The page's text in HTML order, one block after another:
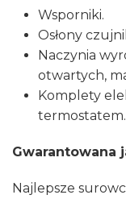
Wsporniki.
Osłony
Naczynia
otwartych,
Komplety
termostatem.
Gwarantowana
Najlepsze